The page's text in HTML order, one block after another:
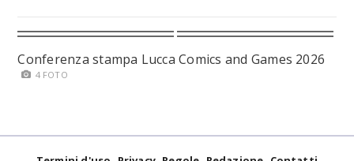
Conferenza stampa Lucca Comics and Games 2026
4 FOTO